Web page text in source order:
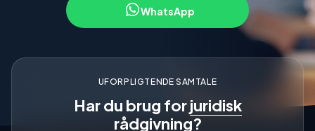
WhatsApp
UFORPLIGTENDE SAMTALE
Har du brug forjuridisk
rådgivning?